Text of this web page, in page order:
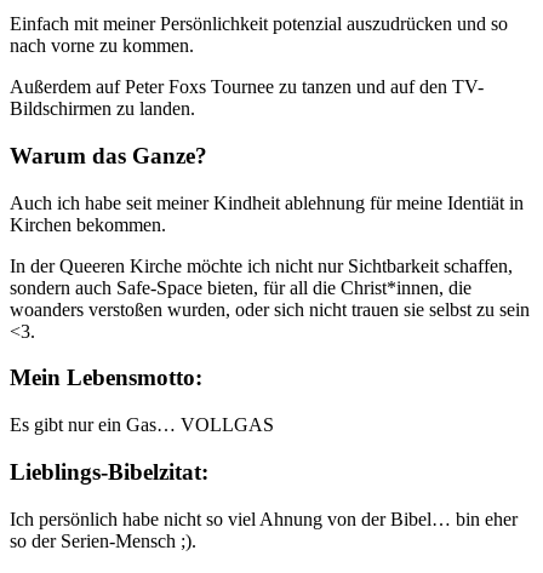
Einfach mit meiner Persönlichkeit potenzial auszudrücken und so
nach vorne zu kommen.
Außerdem auf Peter Foxs Tournee zu tanzen und auf den TV-
Bildschirmen zu landen.
Warum das Ganze?
Auch ich habe seit meiner Kindheit ablehnung für meine Identiät in
Kirchen bekommen.
In der Queeren Kirche möchte ich nicht nur Sichtbarkeit schaffen,
sondern auch Safe-Space bieten, für all die Christ*innen, die
woanders verstoßen wurden, oder sich nicht trauen sie selbst zu sein
<3.
Mein Lebensmotto:
Es gibt nur ein Gas… VOLLGAS
Lieblings-Bibelzitat:
Ich persönlich habe nicht so viel Ahnung von der Bibel… bin eher
so der Serien-Mensch ;).